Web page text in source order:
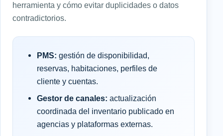
herramienta y cómo evitar duplicidades o datos
contradictorios.
PMS: gestión de disponibilidad,
reservas, habitaciones, perfiles de
cliente y cuentas.
Gestor de canales: actualización
coordinada del inventario publicado en
agencias y plataformas externas.